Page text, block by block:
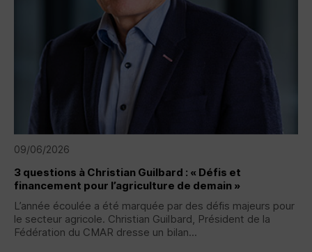
09/06/2026
3 questions à Christian Guilbard : « Défis et
financement pour l’agriculture de demain »
L’année écoulée a été marquée par des défis majeurs pour
le secteur agricole. Christian Guilbard, Président de la
Fédération du CMAR dresse un bilan...